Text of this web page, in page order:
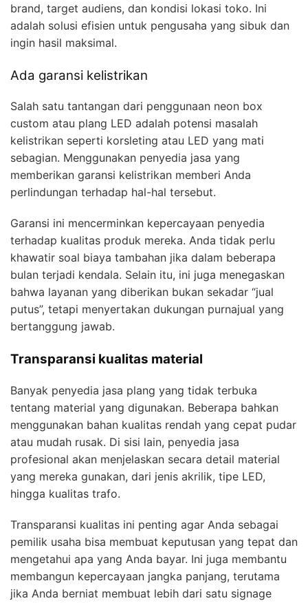
brand, target audiens, dan kondisi lokasi toko. Ini
adalah solusi efisien untuk pengusaha yang sibuk dan
ingin hasil maksimal.
Ada garansi kelistrikan
Salah satu tantangan dari penggunaan neon box
custom atau plang LED adalah potensi masalah
kelistrikan seperti korsleting atau LED yang mati
sebagian. Menggunakan penyedia jasa yang
memberikan garansi kelistrikan memberi Anda
perlindungan terhadap hal-hal tersebut.
Garansi ini mencerminkan kepercayaan penyedia
terhadap kualitas produk mereka. Anda tidak perlu
khawatir soal biaya tambahan jika dalam beberapa
bulan terjadi kendala. Selain itu, ini juga menegaskan
bahwa layanan yang diberikan bukan sekadar “jual
putus”, tetapi menyertakan dukungan purnajual yang
bertanggung jawab.
Transparansi kualitas material
Banyak penyedia jasa plang yang tidak terbuka
tentang material yang digunakan. Beberapa bahkan
menggunakan bahan kualitas rendah yang cepat pudar
atau mudah rusak. Di sisi lain, penyedia jasa
profesional akan menjelaskan secara detail material
yang mereka gunakan, dari jenis akrilik, tipe LED,
hingga kualitas trafo.
Transparansi kualitas ini penting agar Anda sebagai
pemilik usaha bisa membuat keputusan yang tepat dan
mengetahui apa yang Anda bayar. Ini juga membantu
membangun kepercayaan jangka panjang, terutama
jika Anda berniat membuat lebih dari satu signage